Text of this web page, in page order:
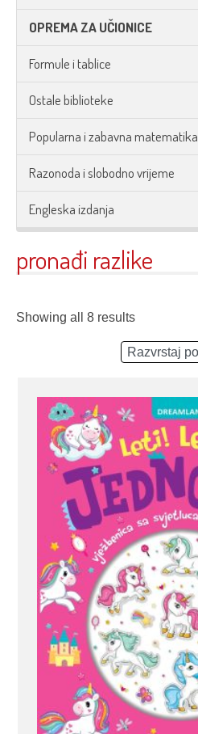
OPREMA ZA UČIONICE
Formule i tablice
Ostale biblioteke
Popularna i zabavna matematika
Razonoda i slobodno vrijeme
Engleska izdanja
pronađi razlike
Showing all 8 results